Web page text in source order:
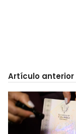
Artículo anterior